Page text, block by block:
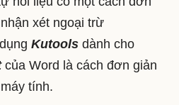
xét ngoại trừ
Kutools dành cho
của Word là cách đơn giản
tính.